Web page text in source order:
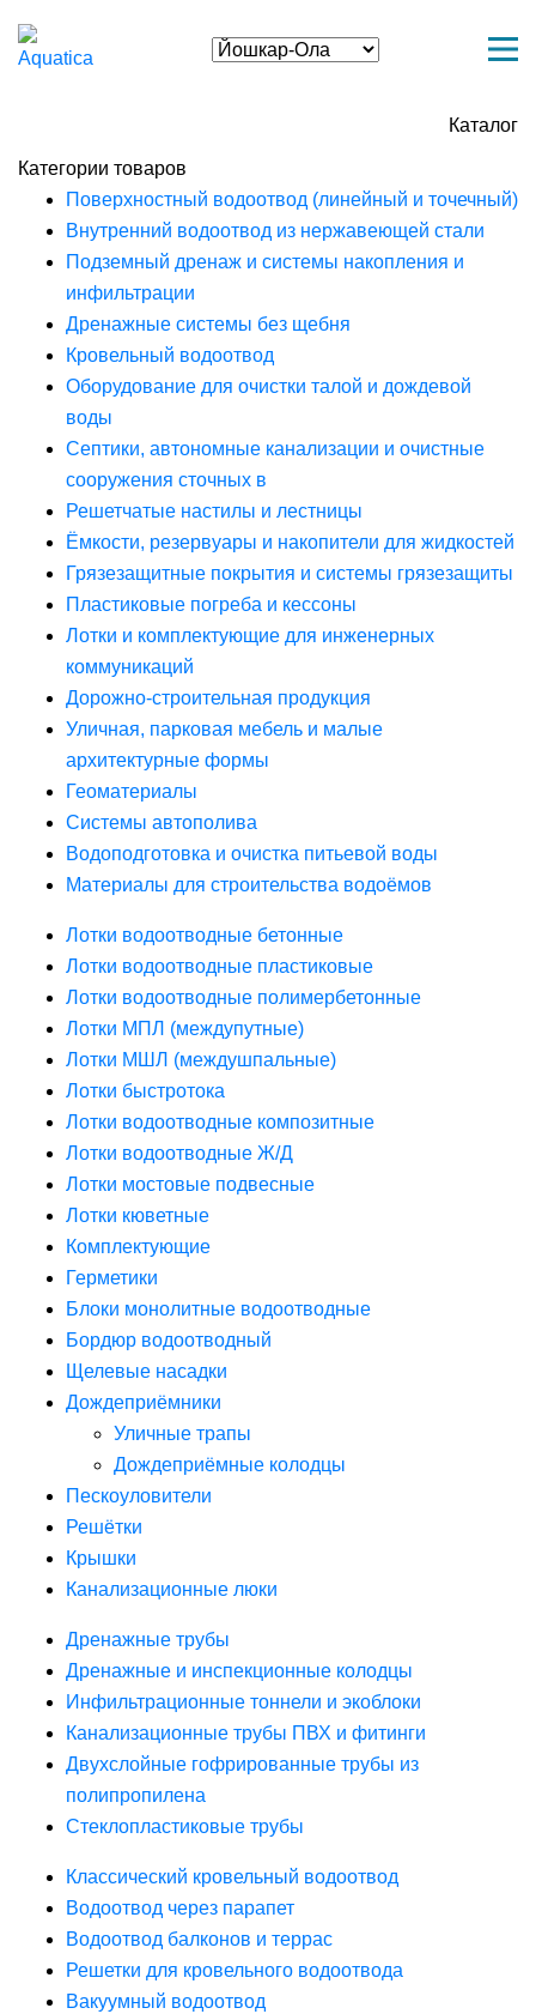
Каталог
Категории товаров
Поверхностный водоотвод (линейный и точечный)
Внутренний водоотвод из нержавеющей стали
Подземный дренаж и системы накопления и
инфильтрации
Дренажные системы без щебня
Кровельный водоотвод
Оборудование для очистки талой и дождевой
воды
Септики, автономные канализации и очистные
сооружения сточных в
Решетчатые настилы и лестницы
Ёмкости, резервуары и накопители для жидкостей
Грязезащитные покрытия и системы грязезащиты
Пластиковые погреба и кессоны
Лотки и комплектующие для инженерных
коммуникаций
Дорожно-строительная продукция
Уличная, парковая мебель и малые
архитектурные формы
Геоматериалы
Системы автополива
Водоподготовка и очистка питьевой воды
Материалы для строительства водоёмов
Лотки водоотводные бетонные
Лотки водоотводные пластиковые
Лотки водоотводные полимербетонные
Лотки МПЛ (междупутные)
Лотки МШЛ (междушпальные)
Лотки быстротока
Лотки водоотводные композитные
Лотки водоотводные Ж/Д
Лотки мостовые подвесные
Лотки кюветные
Комплектующие
Герметики
Блоки монолитные водоотводные
Бордюр водоотводный
Щелевые насадки
Дождеприёмники
Уличные трапы
Дождеприёмные колодцы
Пескоуловители
Решётки
Крышки
Канализационные люки
Дренажные трубы
Дренажные и инспекционные колодцы
Инфильтрационные тоннели и экоблоки
Канализационные трубы ПВХ и фитинги
Двухслойные гофрированные трубы из
полипропилена
Стеклопластиковые трубы
Классический кровельный водоотвод
Водоотвод через парапет
Водоотвод балконов и террас
Решетки для кровельного водоотвода
Вакуумный водоотвод